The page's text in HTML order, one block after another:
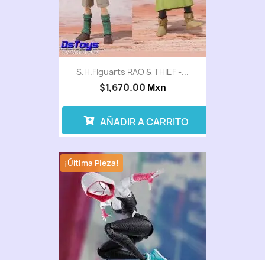
S.H.Figuarts RAO & THIEF -...
$1,670.00 Mxn
AÑADIR A CARRITO
¡Última Pieza!